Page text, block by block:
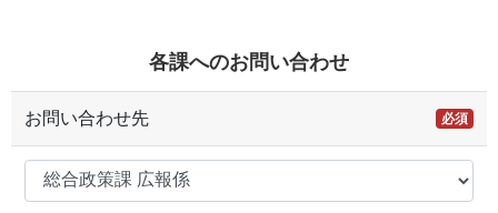
各課へのお問い合わせ
お問い合わせ先 必須